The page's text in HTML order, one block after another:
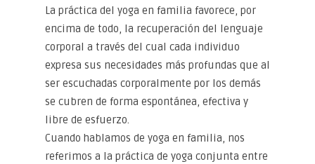
La práctica del yoga en familia favorece, por
encima de todo, la recuperación del lenguaje
corporal a través del cual cada individuo
expresa sus necesidades más profundas que al
ser escuchadas corporalmente por los demás
se cubren de forma espontánea, efectiva y
libre de esfuerzo.
Cuando hablamos de yoga en familia, nos
referimos a la práctica de yoga conjunta entre